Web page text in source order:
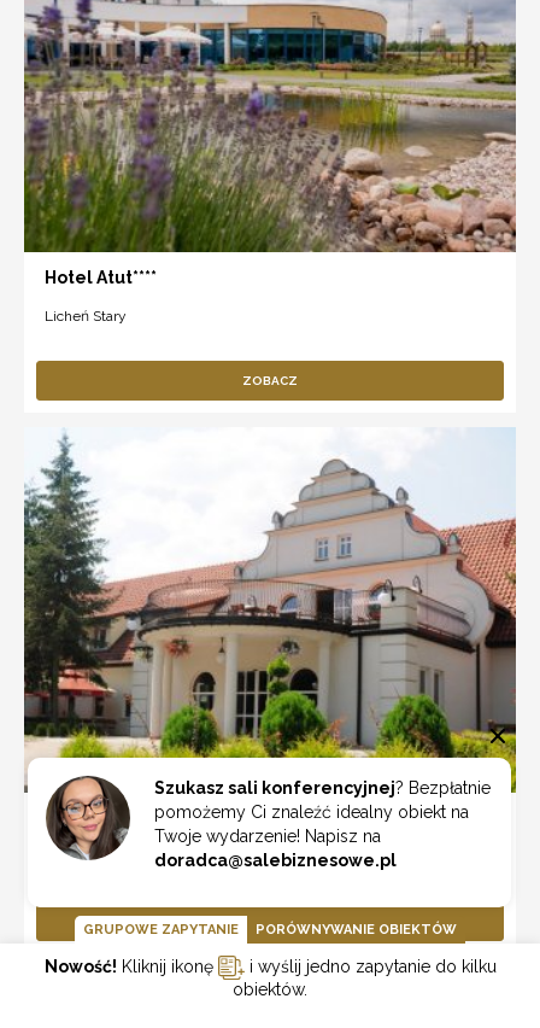
Hotel Atut****
Licheń Stary
ZOBACZ
Ośrodek Szkoleniowo-Wypoczynkowy Wityng
Mikorzyn
ZOBACZ
Szukasz sali konferencyjnej? Bezpłatnie
pomożemy Ci znaleźć idealny obiekt na
Twoje wydarzenie! Napisz na
doradca@salebiznesowe.pl
GRUPOWE ZAPYTANIE PORÓWNYWANIE OBIEKTÓW
Nowość! Kliknij ikonę
i wyślij jedno zapytanie do kilku
obiektów.